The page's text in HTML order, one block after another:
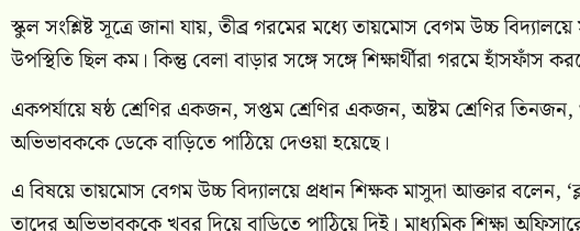
স্কুল সংশ্লিষ্ট সূত্রে জানা যায়, তীব্র গরমের মধ্যে তায়মোস বেগম উচ্চ
উপস্থিতি ছিল কম। কিন্তু বেলা বাড়ার সঙ্গে সঙ্গে শিক্ষার্থীরা গরমে হাঁসফাঁস
একপর্যায়ে ষষ্ঠ শ্রেণির একজন, সপ্তম শ্রেণির একজন, অষ্টম শ্রেণির তিনজন,
অভিভাবককে ডেকে বাড়িতে পাঠিয়ে দেওয়া হয়েছে।
এ বিষয়ে তায়মোস বেগম উচ্চ বিদ্যালয়ে প্রধান শিক্ষক মাসুদা আক্তার বলেন,